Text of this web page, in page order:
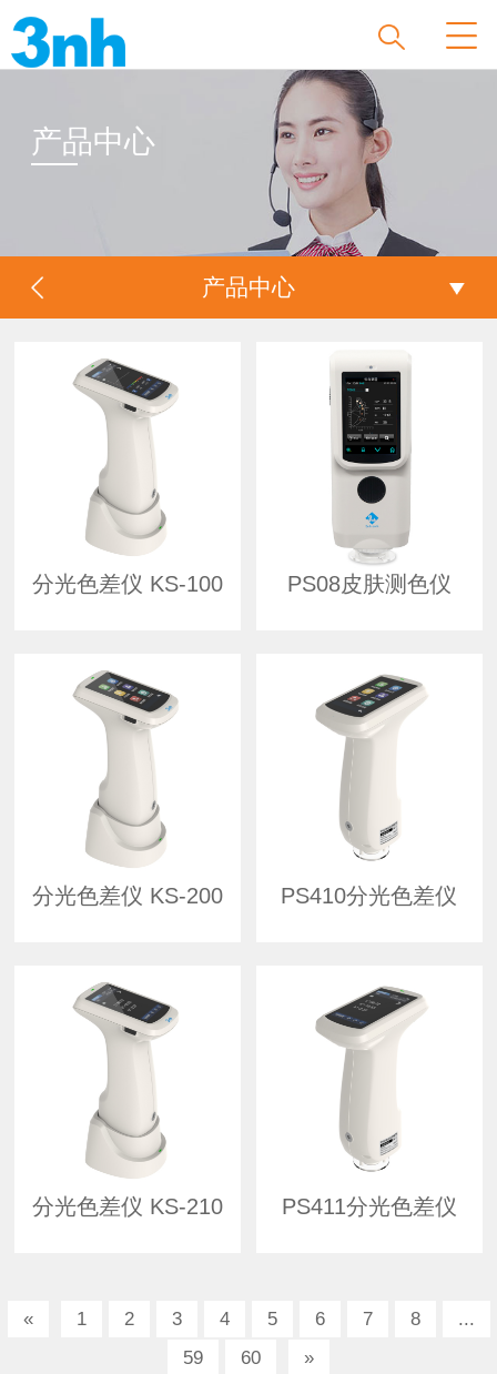
产品中心
产品中心
分光色差仪 KS-100 PS08皮肤测色仪
分光色差仪 KS-200 PS410分光色差仪
分光色差仪 KS-210 PS411分光色差仪
« 1 2 3 4 5 6 7 8
...
59
60 »